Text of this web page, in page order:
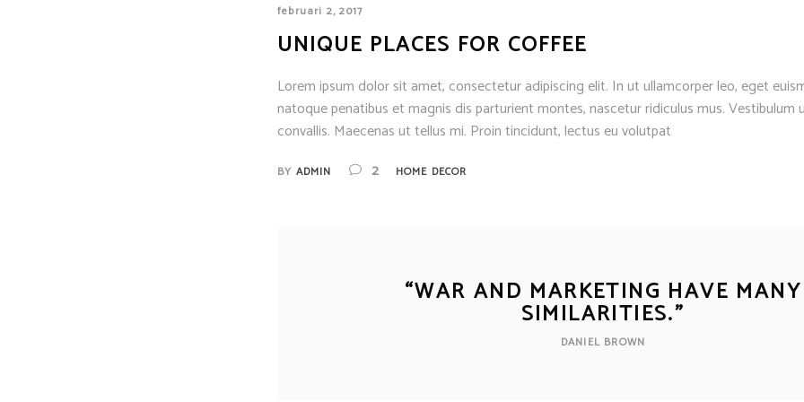
februari 2, 2017
UNIQUE PLACES FOR COFFEE
Lorem ipsum dolor sit amet, consectetur adipiscing elit. In ut ullamcorper leo, eget
natoque penatibus et magnis dis parturient montes, nascetur ridiculus mus. Vestibulum
convallis. Maecenas ut tellus mi. Proin tincidunt, lectus eu volutpat
BY ADMIN 2 HOME DECOR
“WAR AND MARKETING HAVE MANY
SIMILARITIES.”
DANIEL BROWN